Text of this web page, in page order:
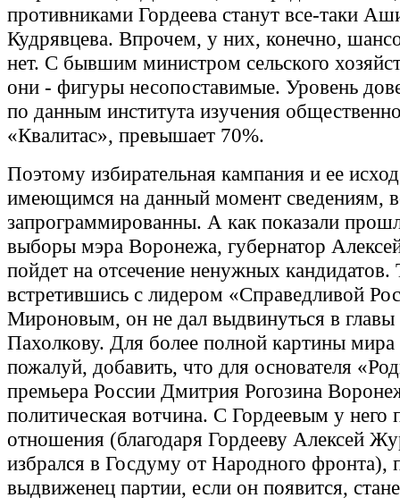
противниками Гордеева станут все-таки
Кудрявцева. Впрочем, у них, конечно,
нет. С бывшим министром сельского
они - фигуры несопоставимые. Уровень
по данным института изучения
«Квалитас», превышает 70%.
Поэтому избирательная кампания и ее
имеющимся на данный момент сведениям,
запрограммированны. А как показали
выборы мэра Воронежа, губернатор
пойдет на отсечение ненужных кандидатов.
встретившись с лидером «Справедливой
Мироновым, он не дал выдвинуться в главы
Пахолкову. Для более полной картины
пожалуй, добавить, что для основателя
премьера России Дмитрия Рогозина
политическая вотчина. С Гордеевым у него
отношения (благодаря Гордееву Алексей
избрался в Госдуму от Народного фронта),
выдвиженец партии, если он появится,